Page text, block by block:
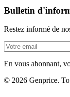
Bulletin
Restez informé de
En vous abonnant,
© 2026 Genprice.